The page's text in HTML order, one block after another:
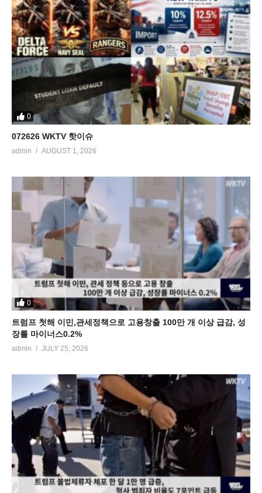
0
072626 WKTV 핫이슈
admin AUGUST 1, 2026
0
트럼프 첫해 이민,관세정책으로 고용창출 100만 개 이상 급감, 성
장률 마이너스0.2%
admin JULY 25, 2026